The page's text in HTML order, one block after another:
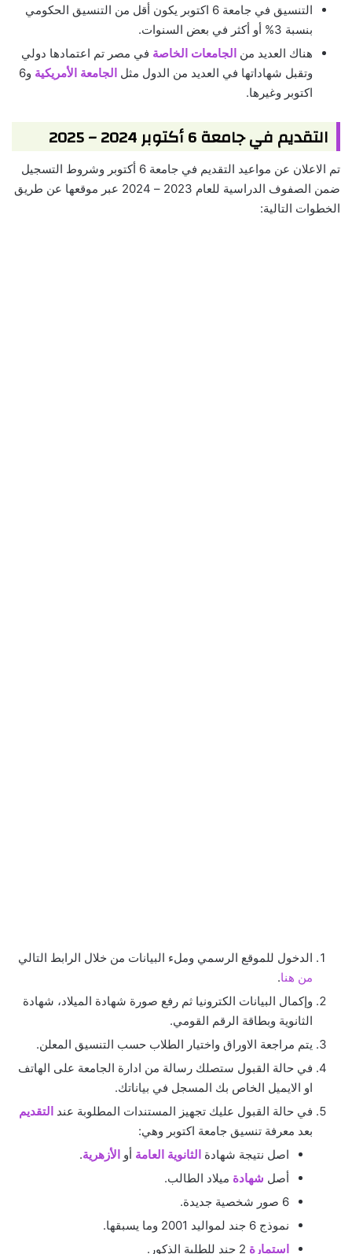
التنسيق في جامعة 6 اكتوبر يكون أقل من التنسيق الحكومي
بنسبة 3% أو أكثر في بعض السنوات.
هناك العديد من الجامعات الخاصة في مصر تم اعتمادها دولي
وتقبل شهاداتها في العديد من الدول مثل الجامعة الأمريكية
و6
اكتوبر وغيرها.
التقديم في جامعة 6 أكتوبر 2024 – 2025
تم الاعلان عن مواعيد التقديم في جامعة 6 أكتوبر وشروط التسجيل
ضمن الصفوف الدراسية للعام 2023 – 2024 عبر موقعها عن طريق
الخطوات التالية:
الدخول للموقع الرسمي وملء البيانات من خلال الرابط التالي
من هنا.
وإكمال البيانات الكترونيا ثم رفع صورة شهادة الميلاد، شهادة
الثانوية وبطاقة الرقم القومي.
يتم مراجعة الاوراق واختيار الطلاب حسب التنسيق المعلن.
في حالة القبول ستصلك رسالة من ادارة الجامعة على الهاتف
او الايميل الخاص بك المسجل في بياناتك.
في حالة القبول عليك تجهيز المستندات المطلوبة عند التقديم
بعد معرفة تنسيق جامعة اكتوبر وهي:
اصل نتيجة شهادة الثانوية العامة أو الأزهرية.
أصل شهادة ميلاد الطالب.
6 صور شخصية جديدة.
نموذج 6 جند لمواليد 2001 وما يسبقها.
استمارة